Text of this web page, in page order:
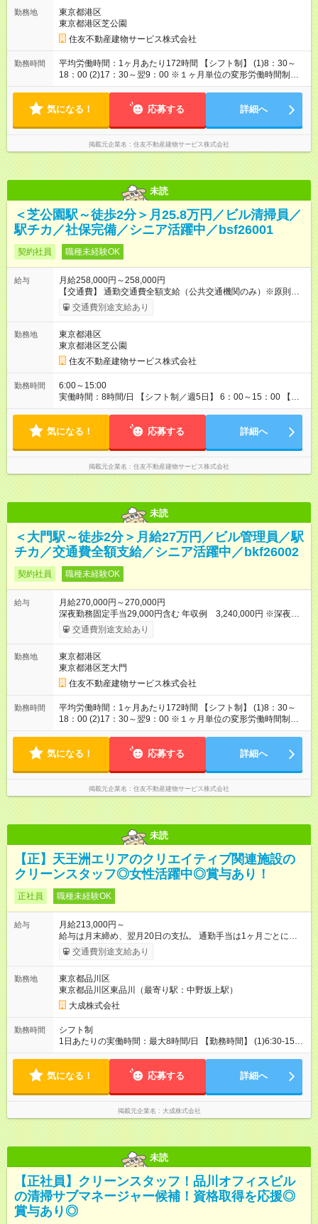
・資格取得支援（提携予備校割引・受験費用等補助） ・eラーニ
ング講座の無料利用（約200コース）他 【試用期間】試用期間
あり 試用期間の長さ：3ヶ月 雇用形態、給与は本採用時と同じ
です。
勤務地
東京都港区
東京都港区芝公園
住友不動産建物サービス株式会社
勤務時間
平均労働時間：1ヶ月あたり172時間 【シフト制】 (1)8：30～
18：00 (2)17：30～翌9：00 ※１ヶ月単位の変形労働時間制
（月平均172時間） 【休憩】 (1)60分 (2)120分 平均労働時間：1
～翌9：00 ※１ヶ月単位の変形労働時間制（月平均172時間）
気になる！ 応募する 詳細へ
掲載元企業名 住友不動産建物サービス株式会社
未読
＜芝公園駅～徒歩2分＞月25.8万円／ビル清掃員／
駅チカ／社保完備／シニア活躍中／bsf26001
契約社員 職種未経験OK
給与
月給258,000円～258,000円
【交通費】 通勤交通費全額支給（公共交通機関のみ）※原則最
安経路 【キャリア支援】 ・キャリアチェンジ応援制度 ・資格取
得支援（提携予備校割引・受験費用等補助） ・eラーニング講座
期間の長さ：3ヶ月 雇用形態、給与は本採用時と同じです。
交通費別途支給あり
勤務地
東京都港区
東京都港区芝公園
住友不動産建物サービス株式会社
勤務時間
6:00～15:00
実働時間：8時間/日 【シフト制／週5日】 6：00～15：00 【休
憩】 60分
気になる！ 応募する 詳細へ
掲載元企業名 住友不動産建物サービス株式会社
未読
＜大門駅～徒歩2分＞月給27万円／ビル管理員／駅
チカ／交通費全額支給／シニア活躍中／bkf26002
契約社員 職種未経験OK
給与
月給270,000円～270,000円
深夜勤務固定手当29,000円含む 年収例 3,240,000円 ※深夜労
働の有無にかかわらず定額支給します。 超過分は別途支給いた
します。 【交通費】 通勤交通費全額支給（公共交通機関のみ）
・資格取得支援（提携予備校割引・受験費用等補助） ・eラーニ
ング講座の無料利用（約200コース）他 【試用期間】試用期間
あり 試用期間の長さ：3ヶ月 雇用形態、給与は本採用時と同じ
です。
交通費別途支給あり
勤務地
東京都港区
東京都港区芝大門
住友不動産建物サービス株式会社
勤務時間
平均労働時間：1ヶ月あたり172時間 【シフト制】 (1)8：30～
18：00 (2)17：30～翌9：00 ※１ヶ月単位の変形労働時間制
（月平均172時間） 【休憩】 (1)60分 (2)120分 平均労働時間：1
～翌9：00 ※１ヶ月単位の変形労働時間制（月平均172時間）
気になる！ 応募する 詳細へ
掲載元企業名 住友不動産建物サービス株式会社
未読
【正】天王洲エリアのクリエイティブ関連施設の
クリーンスタッフ◎女性活躍中◎賞与あり！
正社員 職種未経験OK
給与
月給213,000円～
給与は月末締め、翌月20日の支払。 通勤手当は1ヶ月ごとに勤
務日数に応じて実費精算。 一番安いルートでの計算となりま
す。 【試用期間】試用期間あり 試用期間の長さ：3ヶ月 雇用形
交通費別途支給あり
勤務地
東京都品川区
東京都品川区東品川（最寄り駅：中野坂上駅）
大成株式会社
勤務時間
シフト制
1日あたりの実働時間：最大8時間/日 【勤務時間】 (1)6:30-15：
30（休憩60分） 完全週休二日制(土日の数だけお休み) ※シフト
気になる！ 応募する 詳細へ
掲載元企業名 大成株式会社
未読
【正社員】クリーンスタッフ！品川オフィスビル
の清掃サブマネージャー候補！資格取得を応援◎
賞与あり◎